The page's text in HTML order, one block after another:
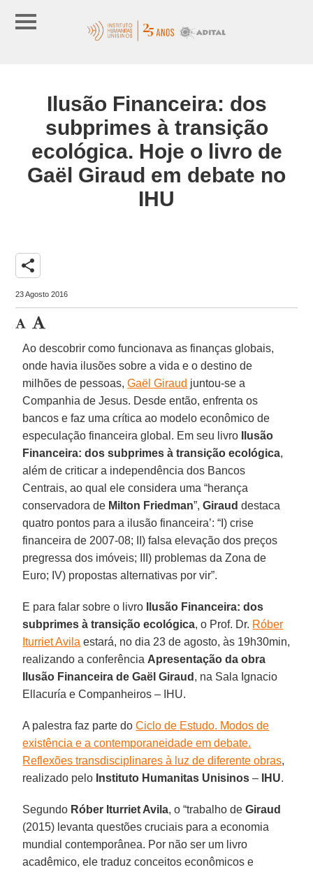
Ilusão Financeira: dos
subprimes à transição
ecológica. Hoje o livro de
Gaël Giraud em debate no
IHU
share
23 Agosto 2016
Ao descobrir como funcionava as finanças globais,
onde havia ilusões sobre a vida e o destino de
milhões de pessoas,Gaël Giraud juntou-se a
Companhia de Jesus. Desde então, enfrenta os
bancos e faz uma crítica ao modelo econômico de
especulação financeira global. Em seu livro
Ilusão
Financeira: dos subprimes à transição ecológica,
além de criticar a independência dos Bancos
Centrais, ao qual ele considera uma “herança
conservadora de Milton Friedman”,Giraud destaca
quatro pontos para a ilusão financeira’: “I) crise
financeira de 2007-08; II) falsa elevação dos preços
pregressa dos imóveis; III) problemas da Zona de
Euro; IV) propostas alternativas por vir”.
E para falar sobre o livro
Ilusão Financeira: dos
subprimes à transição ecológica, o Prof. Dr. Róber
Iturriet Avila estará, no dia 23 de agosto, às 19h30min,
realizando a conferência Apresentação da obra
Ilusão Financeira de Gaël Giraud , na Sala Ignacio
Ellacuría e Companheiros – IHU.
A palestra faz parte doCiclo de Estudo. Modos de
existência e a contemporaneidade em debate.
Reflexões transdisciplinares à luz de diferente obras,
realizado pelo Instituto Humanitas Unisinos – IHU.
Segundo Róber Iturriet Avila, o “trabalho deGiraud
(2015) levanta questões cruciais para a economia
mundial contemporânea. Por não ser um livro
acadêmico, ele traduz conceitos econômicos e